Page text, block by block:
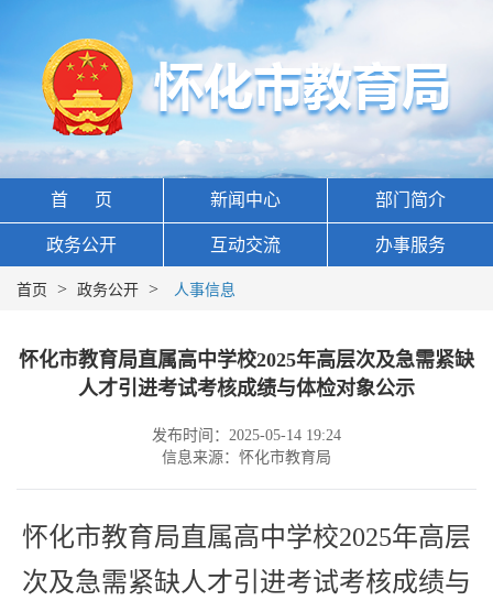
首 页 新闻中心 部门简介
政务公开 互动交流 办事服务
首页 > 政务公开 > 人事信息
怀化市教育局直属高中学校2025年高层次及急需紧缺
人才引进考试考核成绩与体检对象公示
发布时间：2025-05-14 19:24
信息来源：怀化市教育局
怀化市教育局直属高中学校2025年高层
次及急需紧缺人才引进考试考核成绩与